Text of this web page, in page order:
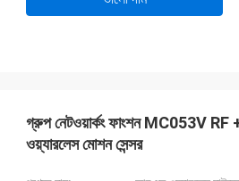
গ্রুপ নেটওয়ার্কং ফাংশন MC053V RF
ওয়্যারলেস মোশন সেন্সর